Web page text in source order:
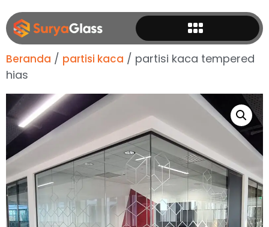
Beranda / partisi kaca / partisi kaca tempered
hias